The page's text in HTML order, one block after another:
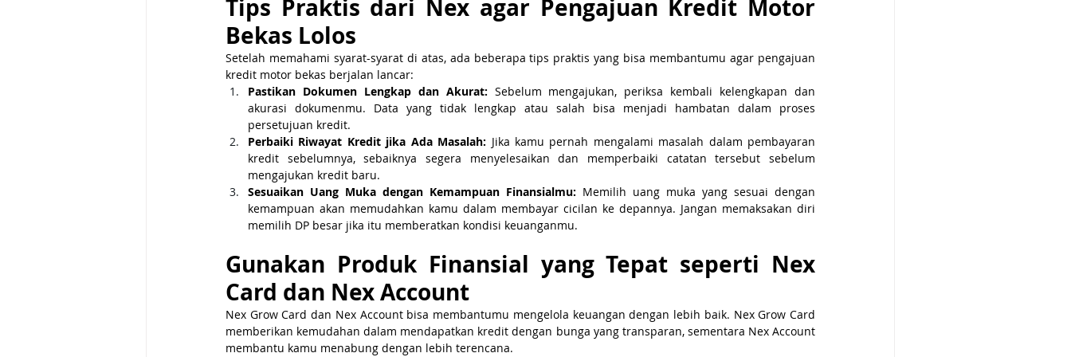
Tips Praktis dari Nex agar Pengajuan Kredit Motor
Bekas Lolos
Setelah memahami syarat-syarat di atas, ada beberapa tips praktis yang bisa membantumu agar pengajuan
kredit motor bekas berjalan lancar:
Pastikan Dokumen Lengkap dan Akurat: Sebelum mengajukan, periksa kembali kelengkapan dan
akurasi dokumenmu. Data yang tidak lengkap atau salah bisa menjadi hambatan dalam proses
persetujuan kredit.
Perbaiki Riwayat Kredit jika Ada Masalah: Jika kamu pernah mengalami masalah dalam pembayaran
kredit sebelumnya, sebaiknya segera menyelesaikan dan memperbaiki catatan tersebut sebelum
mengajukan kredit baru.
Sesuaikan Uang Muka dengan Kemampuan Finansialmu: Memilih uang muka yang sesuai dengan
kemampuan akan memudahkan kamu dalam membayar cicilan ke depannya. Jangan memaksakan diri
memilih DP besar jika itu memberatkan kondisi keuanganmu.
Gunakan Produk Finansial yang Tepat seperti Nex
Card dan Nex Account
Nex Grow Card dan Nex Account bisa membantumu mengelola keuangan dengan lebih baik. Nex Grow Card
memberikan kemudahan dalam mendapatkan kredit dengan bunga yang transparan, sementara Nex Account
membantu kamu menabung dengan lebih terencana.